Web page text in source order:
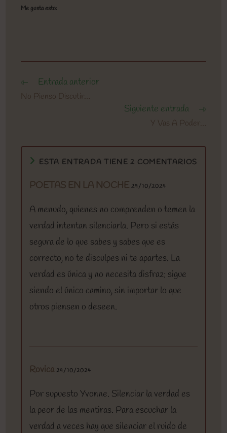
Me gusta esto:
Leer
artículos
Entrada anterior
No Pienso Discutir…
Siguiente entrada
Y Vas A Poder…
ESTA ENTRADA TIENE 2 COMENTARIOS
POETAS EN LA NOCHE 29/10/2024
A menudo, quienes no comprenden o temen la
verdad intentan silenciarla. Pero si estás
segura de lo que sabes y sabes que es
correcto, no te disculpes ni te apartes. La
verdad es única y no necesita disfraz; sigue
siendo el único camino, sin importar lo que
otros piensen o deseen.
Rovica 29/10/2024
Por supuesto Yvonne. Silenciar la verdad es
la peor de las mentiras. Para escuchar la
verdad a veces hay que silenciar el ruido de